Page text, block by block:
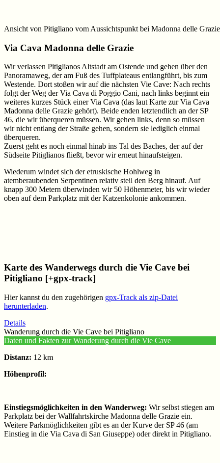
Ansicht von Pitigliano vom Aussichtspunkt bei Madonna delle
Via Cava Madonna delle Grazie
Wir verlassen Pitiglianos Altstadt am Ostende und gehen über den
Panoramaweg, der am Fuß des Tuffplateaus entlangführt, bis zum
Westende. Dort stoßen wir auf die nächsten Vie Cave: Nach rechts
folgt der Weg der Via Cava di Poggio Cani, nach links beginnt ein
weiteres kurzes Stück einer Via Cava (das laut Karte zur Via Cava
Madonna delle Grazie gehört). Beide enden letztendlich an der SP
46, die wir überqueren müssen. Wir gehen links, denn so müssen
wir nicht entlang der Straße gehen, sondern sie lediglich einmal
überqueren.
Zuerst geht es noch einmal hinab ins Tal des Baches, der auf der
Südseite Pitiglianos fließt, bevor wir erneut hinaufsteigen.
Wiederum windet sich der etruskische Hohlweg in
atemberaubenden Serpentinen relativ steil den Berg hinauf. Auf
knapp 300 Metern überwinden wir 50 Höhenmeter, bis wir wieder
oben auf dem Parkplatz mit der Katzenkolonie ankommen.
Karte des Wanderwegs durch die Vie Cave bei
Pitigliano [+gpx-track]
Hier kannst du den zugehörigen gpx-Track als zip-Datei
herunterladen.
Details
Wanderung durch die Vie Cave bei Pitigliano
Daten und Fakten zur Wanderung durch die Vie Cave
Distanz: 12 km
Höhenprofil:
Einstiegsmöglichkeiten in den Wanderweg: Wir selbst stiegen am
Parkplatz bei der Wallfahrtskirche Madonna delle Grazie ein.
Weitere Parkmöglichkeiten gibt es an der Kurve der SP 46 (am
Einstieg in die Via Cava di San Giuseppe) oder direkt in Pitigliano.